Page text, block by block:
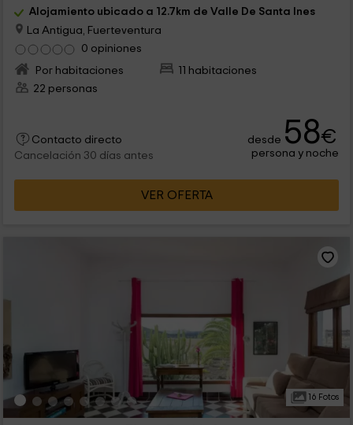
Alojamiento ubicado a 12.7km de Valle De Santa Ines
La Antigua, Fuerteventura
0 opiniones
Por habitaciones
11 habitaciones
22 personas
Contacto directo
Cancelación 30 días antes
desde 58€
persona y noche
VER OFERTA
16 Fotos